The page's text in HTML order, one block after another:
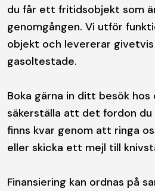
du får ett fritidsobjekt som
genomgången. Vi utför
objekt och levererar
gasoltestade.
Boka gärna in ditt besök
säkerställa att det fordon
finns kvar genom att ringa
eller skicka ett mejl till
Finansiering kan ordnas på